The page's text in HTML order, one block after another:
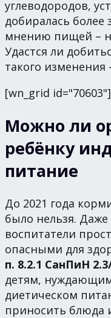
углеводородов,
добиралась
мнению пищей –
Удастся ли
такого
[wn_grid id="70603"]
Можно ли
ребёнку
питание
До 2021 года
было нельзя. Даже
воспитатели
опасными для
п. 8.2.1 СанПиН
детям,
диетическом
приносить блюда